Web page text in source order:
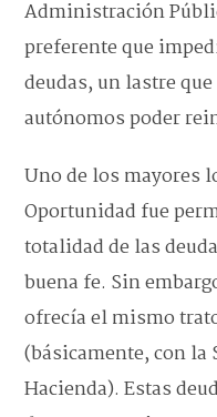
Administración
preferente que
deudas, un lastre
autónomos poder
Uno de los mayores
Oportunidad fue
totalidad de las
buena fe. Sin
ofrecía el mismo
(básicamente, con la
Hacienda). Estas